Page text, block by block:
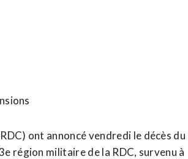
ont annoncé vendredi le décès du
région militaire de la RDC, survenu à